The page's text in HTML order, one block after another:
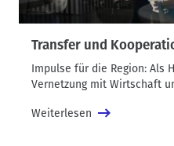
Transfer und
Impulse für die Region: Als
Vernetzung mit Wirtschaft
Weiterlesen